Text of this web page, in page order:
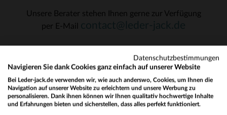
Unsere Berater stehen Ihnen gerne zur Verfügung
per E-Mail
UNSERE VERTRAUENSWÜRDIGEN PARTNER
Datenschutzbestimmungen
Navigieren Sie dank Cookies ganz einfach auf unserer Website
Bei Leder-jack.de verwenden wir, wie auch anderswo, Cookies, um Ihnen die
Navigation auf unserer Website zu erleichtern und unsere Werbung zu
personalisieren. Dank ihnen können wir Ihnen qualitativ hochwertige Inhalte
und Erfahrungen bieten und sicherstellen, dass alles perfekt funktioniert.